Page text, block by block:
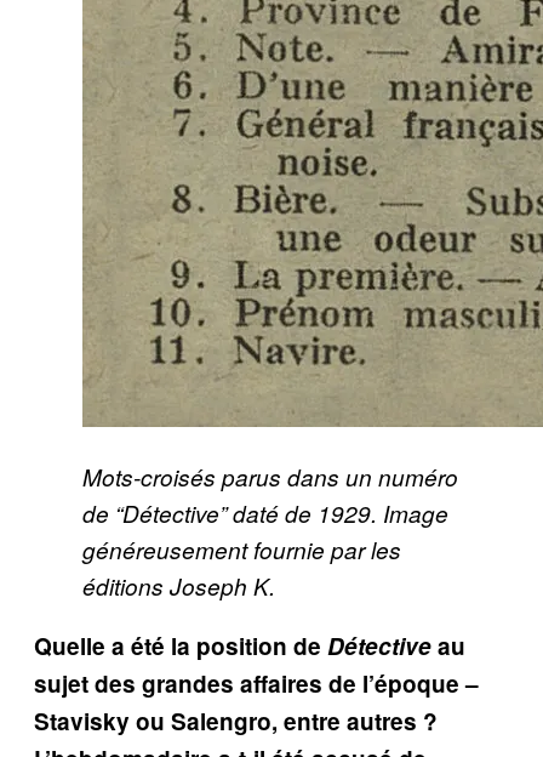
Mots-croisés parus dans un numéro
de “Détective” daté de 1929. Image
généreusement fournie par les
éditions Joseph K.
Quelle a été la position de Détectiveau
sujet des grandes affaires de l’époque –
Stavisky ou Salengro, entre autres ?